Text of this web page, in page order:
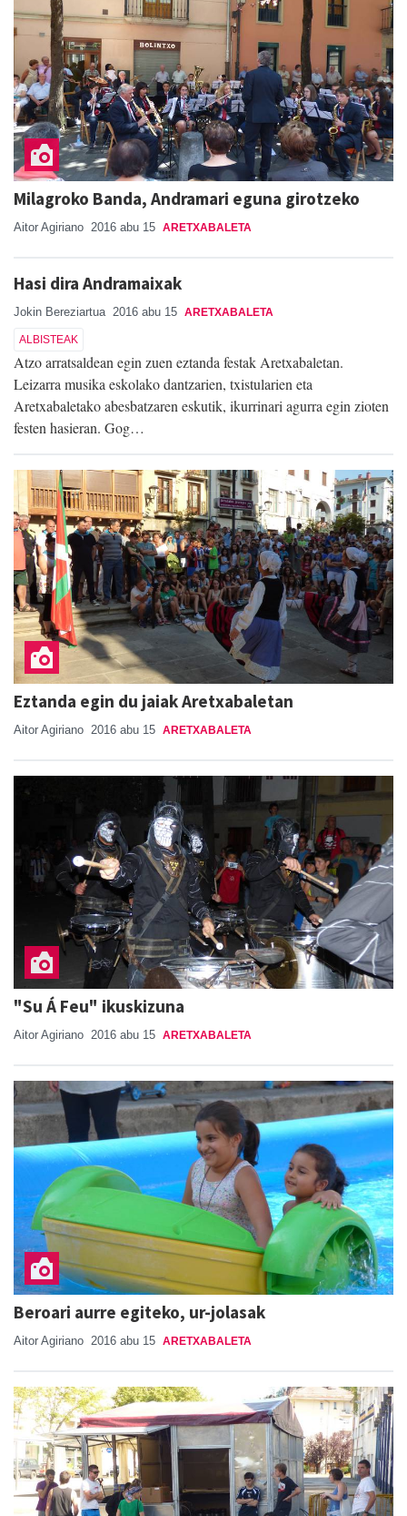
Milagroko Banda, Andramari eguna girotzeko
Aitor Agiriano 2016 abu 15 ARETXABALETA
Hasi dira Andramaixak
Jokin Bereziartua 2016 abu 15 ARETXABALETA
ALBISTEAK
Atzo arratsaldean egin zuen eztanda festak Aretxabaletan.
Leizarra musika eskolako dantzarien, txistularien eta
Aretxabaletako abesbatzaren eskutik, ikurrinari agurra egin zioten
festen hasieran. Gog…
Eztanda egin du jaiak Aretxabaletan
Aitor Agiriano 2016 abu 15 ARETXABALETA
"Su Á Feu" ikuskizuna
Aitor Agiriano 2016 abu 15 ARETXABALETA
Beroari aurre egiteko, ur-jolasak
Aitor Agiriano 2016 abu 15 ARETXABALETA